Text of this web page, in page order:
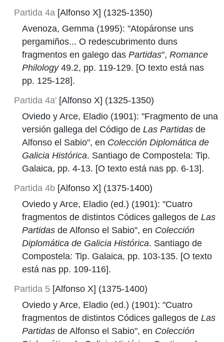
Partida 4a [Alfonso X] (1325-1350)
Avenoza, Gemma (1995): "Atopáronse uns
pergamiños... O redescubrimento duns
fragmentos en galego das Partidas", Romance
Philology49.2, pp. 119-129. [O texto está nas
pp. 125-128].
Partida 4a' [Alfonso X] (1325-1350)
Oviedo y Arce, Eladio (1901): "Fragmento de una
versión gallega del Código de Las Partidas de
Alfonso el Sabio", en Colección Diplomática de
Galicia Histórica. Santiago de Compostela: Tip.
Galaica, pp. 4-13. [O texto está nas pp. 6-13].
Partida 4b [Alfonso X] (1375-1400)
Oviedo y Arce, Eladio (ed.) (1901): "Cuatro
fragmentos de distintos Códices gallegos de Las
Partidas de Alfonso el Sabio", en Colección
Diplomática de Galicia Histórica. Santiago de
Compostela: Tip. Galaica, pp. 103-135. [O texto
está nas pp. 109-116].
Partida 5 [Alfonso X] (1375-1400)
Oviedo y Arce, Eladio (ed.) (1901): "Cuatro
fragmentos de distintos Códices gallegos de Las
Partidas de Alfonso el Sabio", en Colección